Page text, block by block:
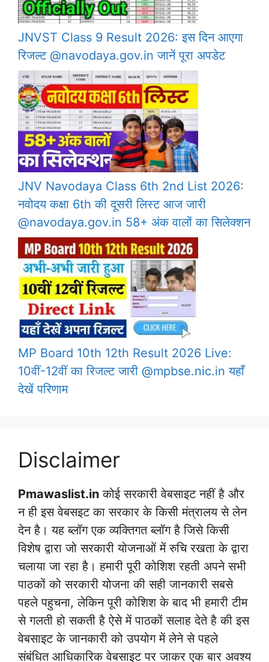
JNVST Class 9 Result 2026: इस दिन आएगा
रिजल्ट @navodaya.gov.in जानें पूरा अपडेट
JNV Navodaya Class 6th 2nd List 2026:
नवोदय कक्षा 6th की दूसरी लिस्ट आज जारी
@navodaya.gov.in 58+ अंक वालों का सिलेक्शन
MP Board 10th 12th Result 2026 Live:
10वीं-12वीं का रिजल्ट जारी @mpbse.nic.in यहाँ
देखें परिणाम
Disclaimer
Pmawaslist.in कोई सरकारी वेबसाइट नहीं है और
न ही इस वेबसइट का सरकार के किसी मंत्रालय से लेन
देन है। यह ब्लॉग एक व्यक्तिगत ब्लॉग है जिसे किसी
विशेष द्वारा जो सरकारी योजनाओं में रुचि रखता के द्वारा
चलाया जा रहा है। हमारी पूरी कोशिश रहती अपने सभी
पाठकों को सरकारी योजना की सही जानकारी सबसे
पहले पहुचना, लेकिन पूरी कोशिश के बाद भी हमारी टीम
से गलती हो सकती है ऐसे में पाठकों सलाह देते है की इस
वेबसाइट के जानकारी को उपयोग में लेने से पहले
संबंधित आधिकारिक वेबसाइट पर जाकर एक बार अवश्य